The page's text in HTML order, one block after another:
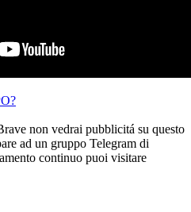
non vedrai pubblicitá su questo
ad un gruppo Telegram di
continuo puoi visitare